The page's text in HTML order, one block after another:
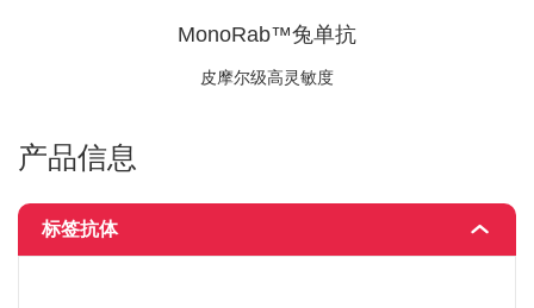
MonoRab™兔单抗
皮摩尔级高灵敏度
产品信息
标签抗体